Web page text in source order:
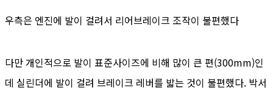
우측은 엔진에 발이 걸려서 리어브레이크 조작이 불편했다
다만 개인적으로 발이 표준사이즈에 비해 많이 큰 편(300mm)인
데 실린더에 발이 걸려 브레이크 레버를 밟는 것이 불편했다. 박서